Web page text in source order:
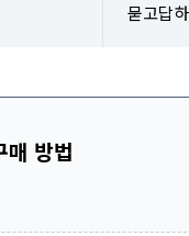
묻고답
방법